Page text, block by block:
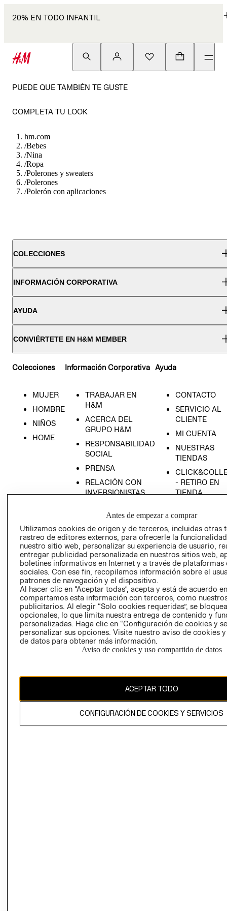
20% EN TODO INFANTIL
PUEDE QUE TAMBIÉN TE GUSTE
COMPLETA TU LOOK
hm.com
/Bebes
/Nina
/Ropa
/Polerones y sweaters
/Polerones
/Polerón con aplicaciones
COLECCIONES
INFORMACIÓN CORPORATIVA
AYUDA
CONVIÉRTETE EN H&M MEMBER
Colecciones
MUJER
HOMBRE
NIÑOS
HOME
Información Corporativa
TRABAJAR EN
H&M
ACERCA DEL
GRUPO H&M
RESPONSABILIDAD
SOCIAL
PRENSA
RELACIÓN CON
INVERSIONISTAS
EMPRESARIAL
Ayuda
CONTACTO
SERVICIO AL
CLIENTE
MI CUENTA
NUESTRAS
TIENDAS
- RETIRO EN
TIENDA
CONDICIONES
AVISO DE
PRIVACIDAD
GIFT CARD
AVISO DE
El contenido de esta página web está protegido por copyright y es
Antes de empezar a comprar
Utilizamos cookies de origen y de terceros, incluidas otras
rastreo de editores externos, para ofrecerle la
nuestro sitio web, personalizar su experiencia de usuario,
entregar publicidad personalizada en nuestros sitios web,
boletines informativos en Internet y a través de plataformas
sociales. Con ese fin, recopilamos información sobre el
patrones de navegación y el dispositivo.
Al hacer clic en “Aceptar todas”, acepta y está de acuerdo
compartamos esta información con terceros, como
publicitarios. Al elegir “Solo cookies requeridas”, se
opcionales, lo que limita nuestra entrega de contenido y
personalizadas. Haga clic en “Configuración de cookies y
personalizar sus opciones. Visite nuestro aviso de cookies
de datos para obtener más información.
Aviso de cookies y uso compartido de datos
ACEPTAR TODO
CONFIGURACIÓN DE COOKIES Y SERVICIOS